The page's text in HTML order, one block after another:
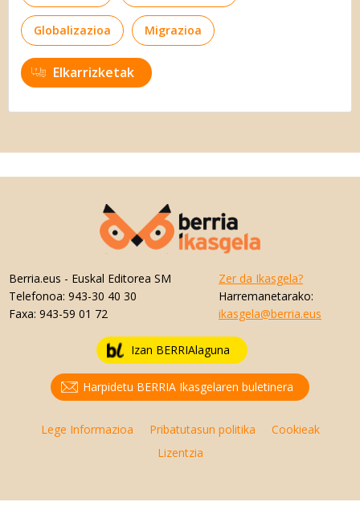
Globalizazioa Migrazioa
Elkarrizketak
Berria.eus - Euskal Editorea SM
Telefonoa: 943-30 40 30
Faxa: 943-59 01 72
Zer da Ikasgela?
Harremanetarako:
ikasgela@berria.eus
Izan BERRIAlaguna
Harpidetu BERRIA Ikasgelaren buletinera
Lege Informazioa Pribatutasun politika
Cookieak
Lizentzia